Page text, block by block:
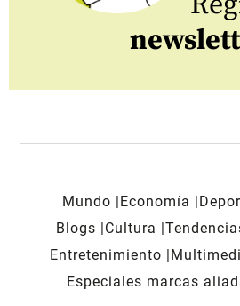
Mundo Economía
Blogs
Cultura
Entretenimiento
Especiales marcas